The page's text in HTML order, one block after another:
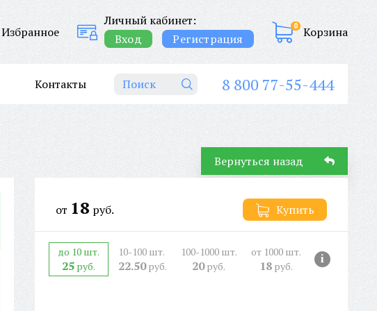
Избранное 0 Корзина
Личный кабинет:
Вход
Регистрация
Контакты 8 800 77-55-444
Вернуться назад
от 18 руб. Купить
до 10 шт.
25руб.
10-100 шт.
22.50руб.
100-1000 шт.
20руб.
от 1000 шт.
18руб.
i